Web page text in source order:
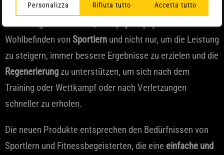
Personalizza Rifiuta tutto Accetta tutto
Die Mission von WEPERE ist bereits im Namen enthalten:
Wohlbefinden von Sportlern und nicht nur, um die Leistung
zu steigern, immer bessere Ergebnisse zu erzielen und die
Regenerierung zu unterstützen, um sich nach dem
Training oder Wettkampf oder nach Verletzungen
schneller zu erholen.
Die neuen Produkte entsprechen den Bedürfnissen von
Sportlern und Fitnessbegeisterten, die eine einfache und